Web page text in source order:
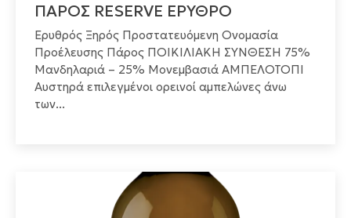
ΠΑΡΟΣ RESERVE ΕΡΥΘΡΟ
Ερυθρός Ξηρός Προστατευόμενη Ονομασία
Προέλευσης Πάρος ΠΟΙΚΙΛΙΑΚΗ ΣΥΝΘΕΣΗ 75%
Μανδηλαριά – 25% Μονεμβασιά ΑΜΠΕΛΟΤΟΠΙ
Αυστηρά επιλεγμένοι ορεινοί αμπελώνες άνω
των...